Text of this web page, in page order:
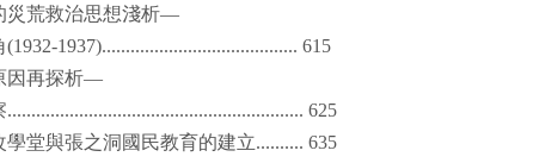
災荒救治思想淺析—
(1932-1937)......................................... 615
因再探析—
.............................................................. 625
堂與張之洞國民教育的建立.......... 635